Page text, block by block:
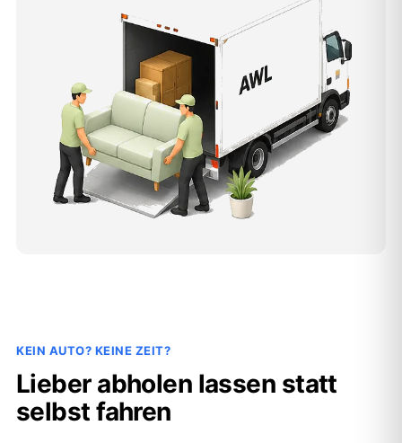
KEIN AUTO? KEINE ZEIT?
Lieber abholen lassen statt
selbst fahren